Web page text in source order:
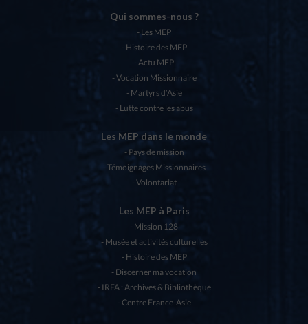
Qui sommes-nous ?
Les MEP
Histoire des MEP
Actu MEP
Vocation Missionnaire
Martyrs d’Asie
Lutte contre les abus
Les MEP dans le monde
Pays de mission
Témoignages Missionnaires
Volontariat
Les MEP à Paris
Mission 128
Musée et activités culturelles
Histoire des MEP
Discerner ma vocation
IRFA : Archives & Bibliothèque
Centre France-Asie